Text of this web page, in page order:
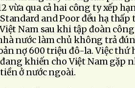
vừa qua cả hai công ty xếp
and Poor đều hạ
Nam sau khi tập đoàn
nước làm chủ không trả
nợ 600 triệu đô-la. Việc thứ
khiến cho Việt Nam gặp
ở nước ngoài.